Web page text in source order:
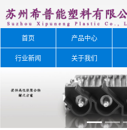
首页 产品中心
行业新闻 关于我们